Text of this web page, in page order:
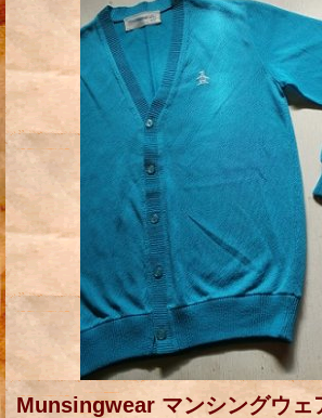
Munsingwear マンシングウ